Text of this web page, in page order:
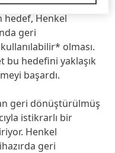
hedef, Henkel
geri
olması.
bu hedefini yaklaşık
başardı.
geri dönüştürülmüş
istikrarlı bir
Henkel
geri